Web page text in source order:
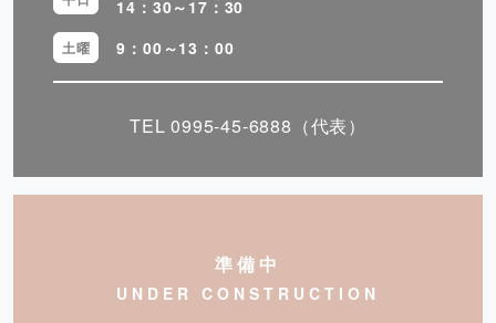
14：30～17：30
土曜 9：00～13：00
TEL0995-45-6888 （代表）
準備中
UNDER CONSTRUCTION